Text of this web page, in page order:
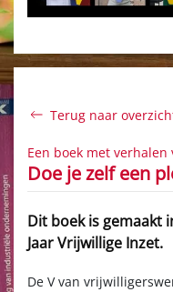
Terug naar
Een boek met
Doe je zelf een
Dit boek is gemaakt
Jaar Vrijwillige Inzet.
De V van